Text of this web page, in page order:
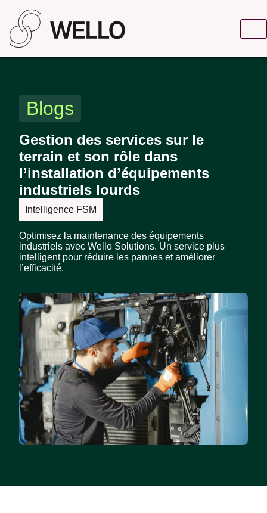
Blogs
Gestion des services sur le
terrain et son rôle dans
l’installation d’équipements
industriels lourds
Intelligence FSM
Optimisez la maintenance des équipements
industriels avec Wello Solutions. Un service plus
intelligent pour réduire les pannes et améliorer
l’efficacité.